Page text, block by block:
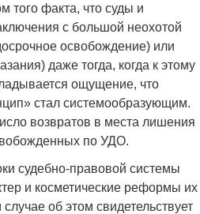
того факта, что суды и
с большой неохотой
освобождение) или
даже тогда, когда к этому
ощущение, что
стал системообразующим.
возвратов в места лишения
по УДО.
судебно-правовой системы
и косметические реформы их
об этом свидетельствует